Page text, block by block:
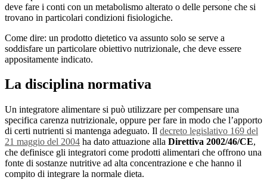
deve fare i conti con un metabolismo alterato o delle persone che si
trovano in particolari condizioni fisiologiche.
Come dire: un prodotto dietetico va assunto solo se serve a
soddisfare un particolare obiettivo nutrizionale, che deve essere
appositamente indicato.
La disciplina normativa
Un integratore alimentare si può utilizzare per compensare una
specifica carenza nutrizionale, oppure per fare in modo che l’apporto
di certi nutrienti si mantenga adeguato. Il decreto legislativo 169 del
21 maggio del 2004 ha dato attuazione alla Direttiva 2002/46/CE,
che definisce gli integratori come prodotti alimentari che offrono una
fonte di sostanze nutritive ad alta concentrazione e che hanno il
compito di integrare la normale dieta.